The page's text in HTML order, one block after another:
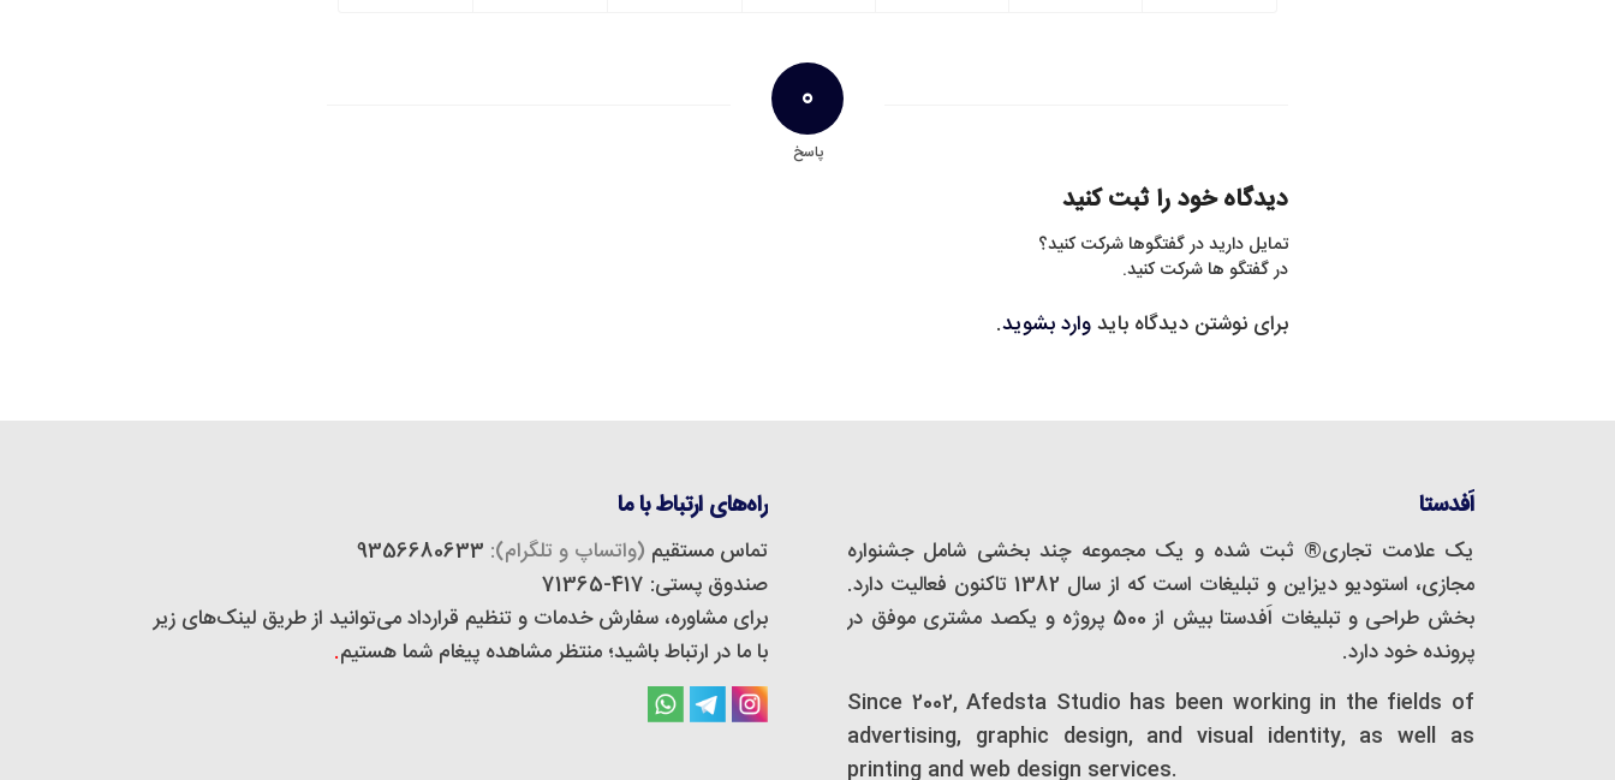
0
پاسخ
دیدگاه خود را ثبت کنید
تمایل دارید در گفتگوها شرکت کنید؟
در گفتگو ها شرکت کنید.
برای نوشتن دیدگاه بایدوارد بشوید.
اَفدستا
یک علامت تجاری® ثبت شده و یک مجموعه‌ چند بخشی شامل جشنواره
مجازی، استودیو دیزاین و تبلیغات است که از سال 1382 تاکنون فعالیت دارد.
بخش طراحی و تبلیغات اَفدستا بیش از 500 پروژه و یکصد مشتری موفق در
پرونده خود دارد.
Since 2002, Afedsta Studio has been working in the fields of
advertising, graphic design, and visual identity, as well as
printing and web design services.
راه‌های ارتباط با ما
تماس مستقیم (واتساپ و تلگرام):
صندوق پستی: 417-71365
برای مشاوره، سفارش خدمات و تنظیم قرارداد می‌توانید از طریق لینک‌های زیر
با ما در ارتباط باشید؛ منتظر مشاهده پیغام شما هستیم.